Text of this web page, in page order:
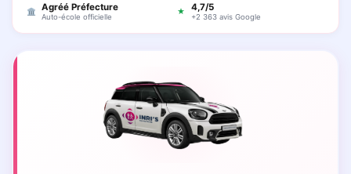
🏛 Agréé Préfecture
Auto-école officielle
★ 4,7/5
+2 363 avis Google